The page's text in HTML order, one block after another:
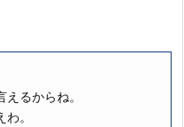
るからね。
。